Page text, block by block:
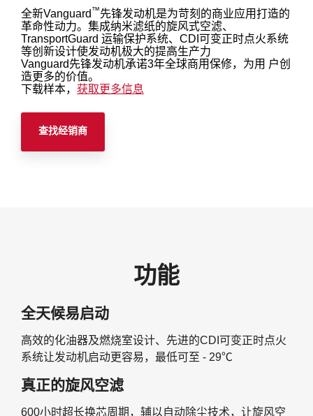
全新Vanguard ™先锋发动机是为苛刻的商业应用打造的
革命性动力。集成纳米滤纸的旋风式空滤、
TransportGuard 运输保护系统、CDI可变正时点火系统
等创新设计使发动机极大的提高生产力
Vanguard先锋发动机承诺3年全球商用保修，为用 户创
造更多的价值。
下载样本， 获取更多信息
查找经销商
功能
全天候易启动
高效的化油器及燃烧室设计、先进的CDI可变正时点火
系统让发动机启动更容易，最低可至 - 29℃
真正的旋风空滤
600小时超长换芯周期，辅以自动除尘技术，让旋风空